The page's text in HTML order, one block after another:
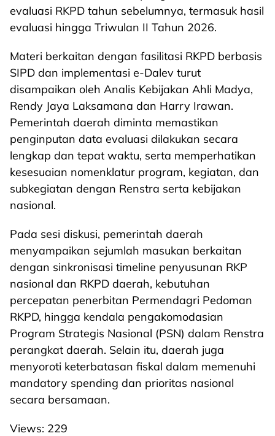
evaluasi RKPD tahun sebelumnya, termasuk hasil
evaluasi hingga Triwulan II Tahun 2026.
Materi berkaitan dengan fasilitasi RKPD berbasis
SIPD dan implementasi e-Dalev turut
disampaikan oleh Analis Kebijakan Ahli Madya,
Rendy Jaya Laksamana dan Harry Irawan.
Pemerintah daerah diminta memastikan
penginputan data evaluasi dilakukan secara
lengkap dan tepat waktu, serta memperhatikan
kesesuaian nomenklatur program, kegiatan, dan
subkegiatan dengan Renstra serta kebijakan
nasional.
Pada sesi diskusi, pemerintah daerah
menyampaikan sejumlah masukan berkaitan
dengan sinkronisasi timeline penyusunan RKP
nasional dan RKPD daerah, kebutuhan
percepatan penerbitan Permendagri Pedoman
RKPD, hingga kendala pengakomodasian
Program Strategis Nasional (PSN) dalam Renstra
perangkat daerah. Selain itu, daerah juga
menyoroti keterbatasan fiskal dalam memenuhi
mandatory spending dan prioritas nasional
secara bersamaan.
Views: 229